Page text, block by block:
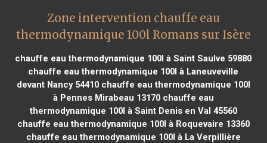
Zone intervention chauffe eau
thermodynamique 100l Romans sur Isère
chauffe eau thermodynamique 100l à Saint Saulve 59880
chauffe eau thermodynamique 100l à Laneuveville
devant Nancy 54410chauffe eau thermodynamique 100l
à Pennes Mirabeau 13170chauffe eau
thermodynamique 100l à Saint Denis en Val 45560
chauffe eau thermodynamique 100l à Roquevaire 13360
chauffe eau thermodynamique 100l à La Verpillière